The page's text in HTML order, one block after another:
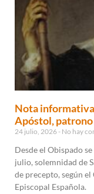
Nota
Apóstol, patrono
24 julio, 2026 No hay
Desde el Obispado
julio, solemnidad de
de precepto, según
Episcopal Española.